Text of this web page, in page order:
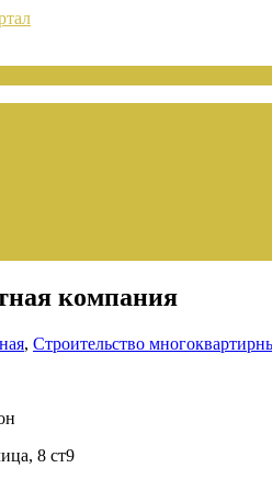
компания
, Строительство
8 ст9